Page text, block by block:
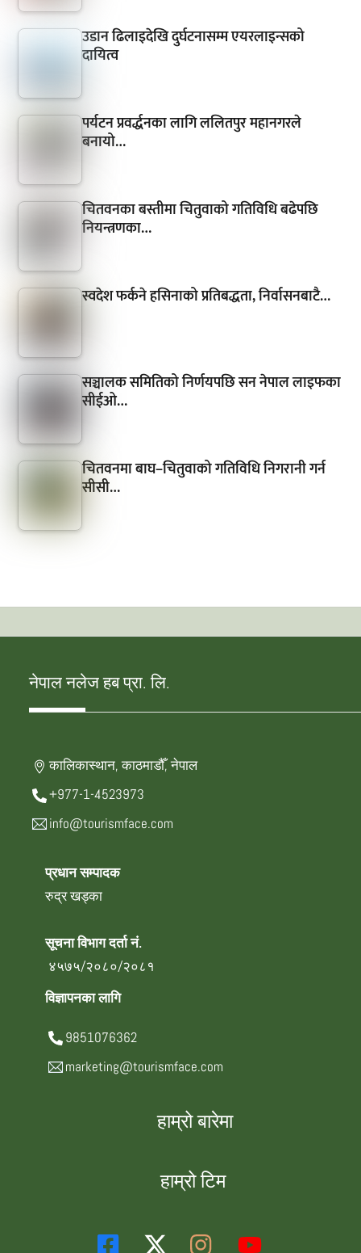
उडान ढिलाइदेखि दुर्घटनासम्म एयरलाइन्सको
दायित्व
पर्यटन प्रवर्द्धनका लागि ललितपुर महानगरले
बनायो…
चितवनका बस्तीमा चितुवाको गतिविधि बढेपछि
नियन्त्रणका…
स्वदेश फर्कने हसिनाको प्रतिबद्धता, निर्वासनबाटै…
सञ्चालक समितिको निर्णयपछि सन नेपाल लाइफका
सीईओ…
चितवनमा बाघ–चितुवाको गतिविधि निगरानी गर्न
सीसी…
नेपाल नलेज हब प्रा. लि.
कालिकास्थान, काठमाडौँ, नेपाल
+977-1-4523973
info@tourismface.com
प्रधान सम्पादक
रुद्र खड्का
सूचना विभाग दर्ता नं.
४५७५/२०८०/२०८१
विज्ञापनका लागि
9851076362
marketing@tourismface.com
हाम्रो बारेमा
हाम्रो टिम